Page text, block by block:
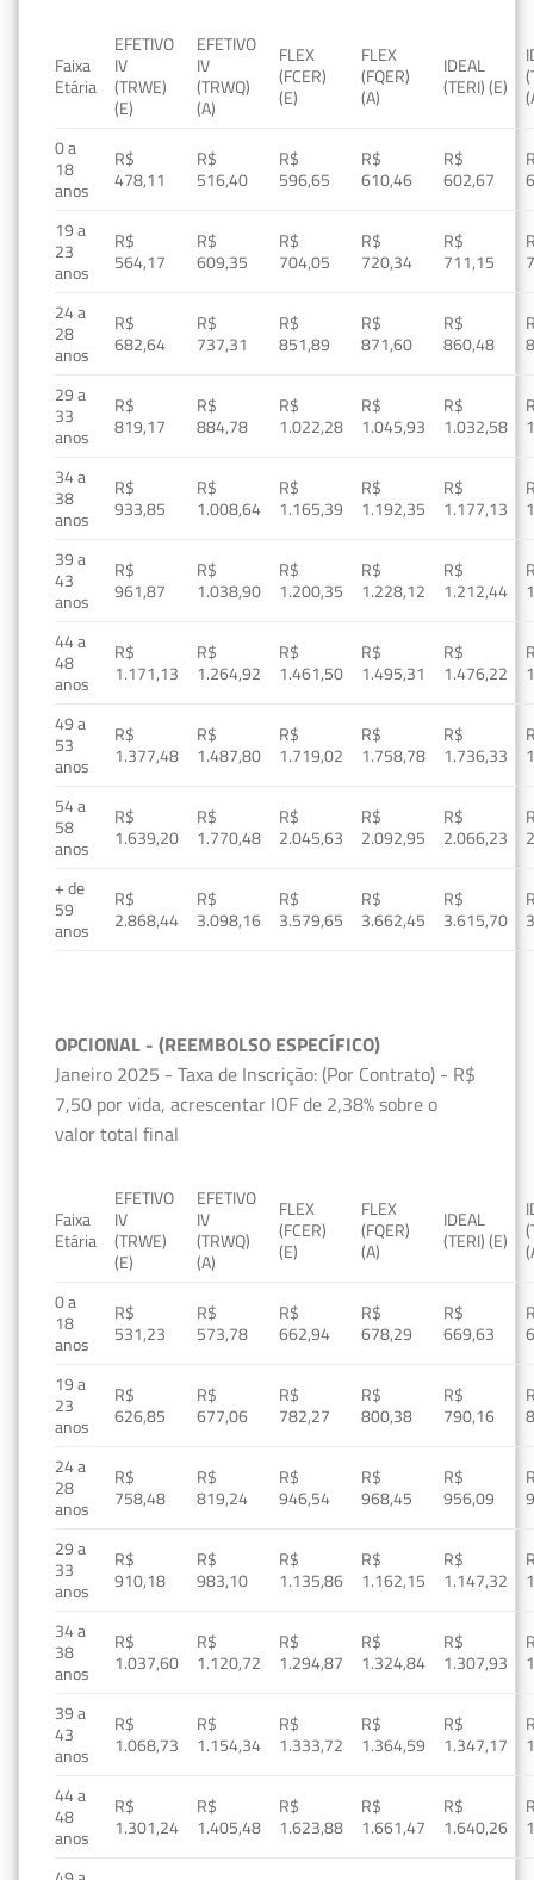
Faixa
Etária
EFETIVO
IV
(TRWE)
(E)
EFETIVO
IV
(TRWQ)
(A)
FLEX
(FCER)
(E)
FLEX
(FQER)
(A)
IDEAL
(TERI) (E)
0 a
18
anos
R$
478,11
R$
516,40
R$
596,65
R$
610,46
R$
602,67
19 a
23
anos
R$
564,17
R$
609,35
R$
704,05
R$
720,34
R$
711,15
24 a
28
anos
R$
682,64
R$
737,31
R$
851,89
R$
871,60
R$
860,48
29 a
33
anos
R$
819,17
R$
884,78
R$
1.022,28
R$
1.045,93
R$
1.032,58
34 a
38
anos
R$
933,85
R$
1.008,64
R$
1.165,39
R$
1.192,35
R$
1.177,13
39 a
43
anos
R$
961,87
R$
1.038,90
R$
1.200,35
R$
1.228,12
R$
1.212,44
44 a
48
anos
R$
1.171,13
R$
1.264,92
R$
1.461,50
R$
1.495,31
R$
1.476,22
49 a
53
anos
R$
1.377,48
R$
1.487,80
R$
1.719,02
R$
1.758,78
R$
1.736,33
54 a
58
anos
R$
1.639,20
R$
1.770,48
R$
2.045,63
R$
2.092,95
R$
2.066,23
+ de
59
anos
R$
2.868,44
R$
3.098,16
R$
3.579,65
R$
3.662,45
R$
3.615,70
OPCIONAL - (REEMBOLSO ESPECÍFICO)
Janeiro 2025 - Taxa de Inscrição: (Por Contrato) - R$
7,50 por vida, acrescentar IOF de 2,38% sobre o
valor total final
Faixa
Etária
EFETIVO
IV
(TRWE)
(E)
EFETIVO
IV
(TRWQ)
(A)
FLEX
(FCER)
(E)
FLEX
(FQER)
(A)
IDEAL
(TERI) (E)
0 a
18
anos
R$
531,23
R$
573,78
R$
662,94
R$
678,29
R$
669,63
19 a
23
anos
R$
626,85
R$
677,06
R$
782,27
R$
800,38
R$
790,16
24 a
28
anos
R$
758,48
R$
819,24
R$
946,54
R$
968,45
R$
956,09
29 a
33
anos
R$
910,18
R$
983,10
R$
1.135,86
R$
1.162,15
R$
1.147,32
34 a
38
anos
R$
1.037,60
R$
1.120,72
R$
1.294,87
R$
1.324,84
R$
1.307,93
39 a
43
anos
R$
1.068,73
R$
1.154,34
R$
1.333,72
R$
1.364,59
R$
1.347,17
44 a
48
anos
R$
1.301,24
R$
1.405,48
R$
1.623,88
R$
1.661,47
R$
1.640,26